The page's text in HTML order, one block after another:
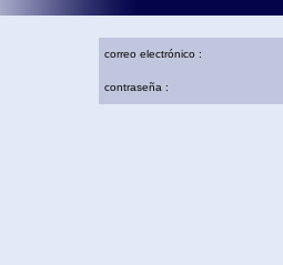
correo electrónico :
contraseña :